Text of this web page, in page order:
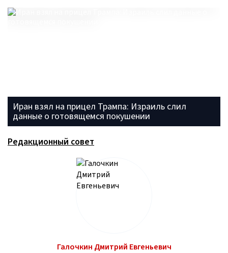
Иран взял на прицел Трампа: Израиль слил
данные о готовящемся покушении
Редакционный совет
Галочкин Дмитрий Евгеньевич